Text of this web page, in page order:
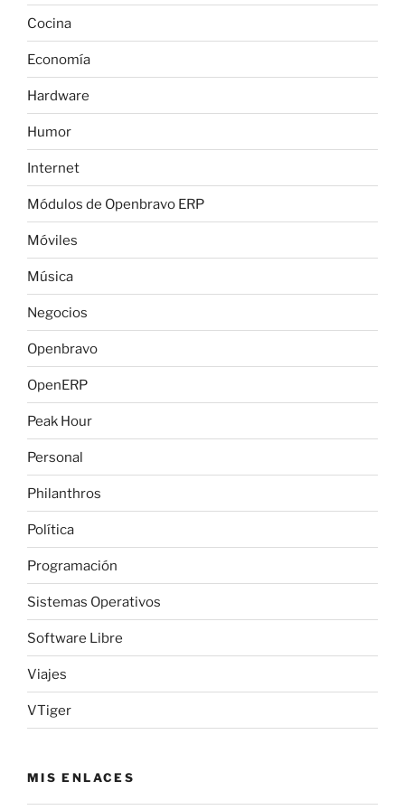
Cocina
Economía
Hardware
Humor
Internet
Módulos de Openbravo ERP
Móviles
Música
Negocios
Openbravo
OpenERP
Peak Hour
Personal
Philanthros
Política
Programación
Sistemas Operativos
Software Libre
Viajes
VTiger
MIS ENLACES